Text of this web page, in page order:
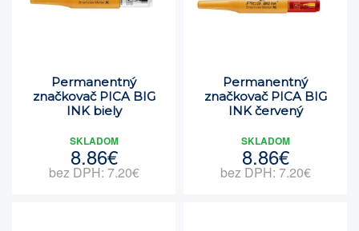
Permanentný
značkovač PICA BIG
INK biely
SKLADOM
8.86€
bez DPH: 7.20€
Permanentný
značkovač PICA BIG
INK červený
SKLADOM
8.86€
bez DPH: 7.20€